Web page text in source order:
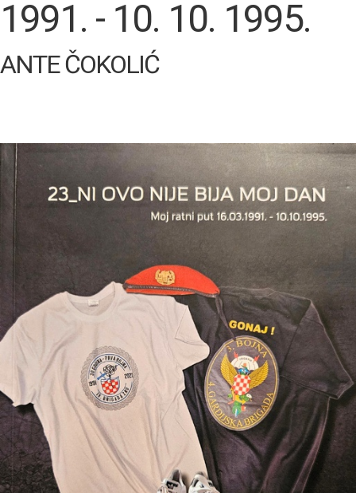
1991. - 10. 10. 1995.
ANTE ČOKOLIĆ